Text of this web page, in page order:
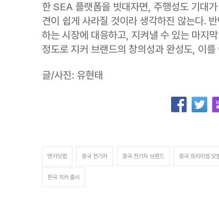
한 SEA 플랫폼을 빗대자면, 주행성도 기대
견이 쉽게 사라질 것이라 생각하진 않는다.
하는 시장에 대응하고, 지켜낼 수 있는 마지
정도로 지커 브랜드의 창의성과 완성도, 이
글/사진: 유현태
엔카닷컴 중국 전기차 중국 전기차 브랜드 중국 프리미엄 모
한국 지커 출시